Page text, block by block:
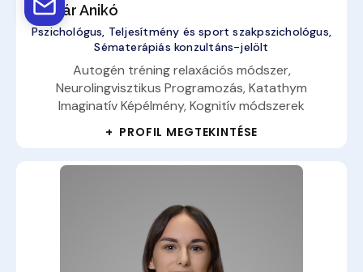
Molnár Anikó
Pszichológus, Teljesítmény és sport szakpszichológus,
Sématerápiás konzultáns-jelölt
Autogén tréning relaxációs módszer,
Neurolingvisztikus Programozás, Katathym
Imaginatív Képélmény, Kognitív módszerek
+ PROFIL MEGTEKINTÉSE